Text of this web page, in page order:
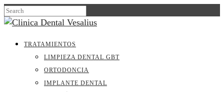
TRATAMIENTOS
LIMPIEZA DENTAL GBT
ORTODONCIA
IMPLANTE DENTAL